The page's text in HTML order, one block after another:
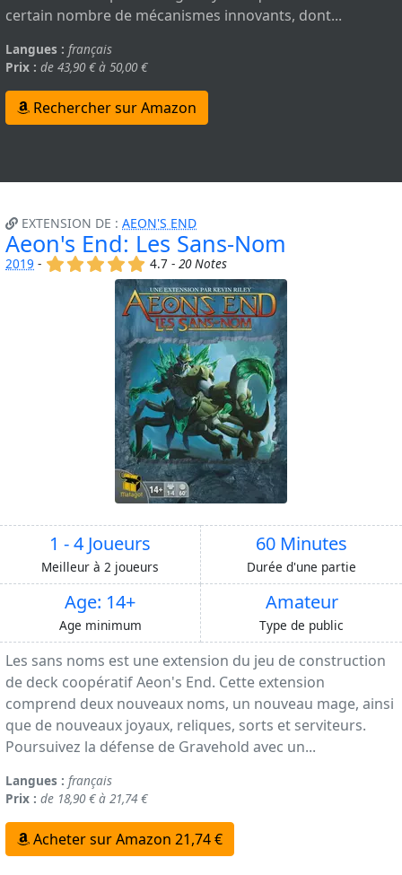
certain nombre de mécanismes innovants, dont...
Langues : français
Prix : de 43,90 € à 50,00 €
Rechercher sur Amazon
EXTENSION DE : AEON'S END
Aeon's End: Les Sans-Nom
2019 - (x) (x) (x) (x) (x)
4.7 -20 Notes
1 - 4 Joueurs
Meilleur à 2 joueurs
60 Minutes
Durée d'une partie
Age: 14+
Age minimum
Amateur
Type de public
Les sans noms est une extension du jeu de construction
de deck coopératif Aeon's End. Cette extension
comprend deux nouveaux noms, un nouveau mage, ainsi
que de nouveaux joyaux, reliques, sorts et serviteurs.
Poursuivez la défense de Gravehold avec un...
Langues : français
Prix : de 18,90 € à 21,74 €
Acheter sur Amazon 21,74 €